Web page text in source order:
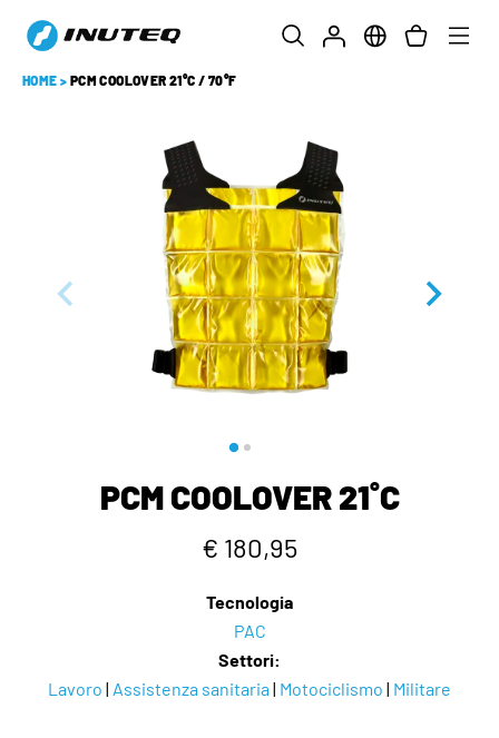
HOME > PCM COOLOVER 21°C / 70°F
PCM COOLOVER 21˚C
€ 180,95
Tecnologia
PAC
Settori:
Lavoro | Assistenza sanitaria | Motociclismo | Militare